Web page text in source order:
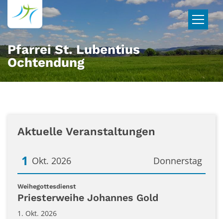
Zum Inhalt springen
Pfarrei St. Lubentius
Ochtendung
Aktuelle Veranstaltungen
Donnerstag
1 Okt. 2026
Datum: 1. Oktober 2026
Weihegottesdienst:
Priesterweihe Johannes Gold
1. Okt. 2026